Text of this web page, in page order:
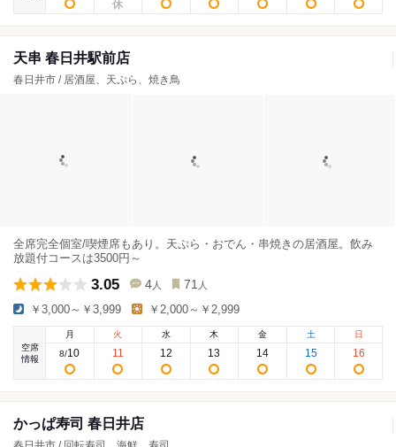
天串 春日井駅前店
春日井市 / 居酒屋、天ぷら、焼き鳥
全席完全個室/喫煙席もあり。天ぷら・おでん・串焼きの居酒屋。飲み
放題付コースは3500円～
3.05 4 人 71 人
￥3,000～￥3,999 ￥2,000～￥2,999
空席
情報
月
8/10
火
11
水
12
木
13
金
14
土
15
日
16
かっぱ寿司 春日井店